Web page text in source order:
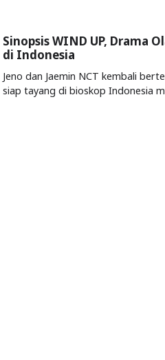
Sinopsis WIND UP, Drama
di Indonesia
Jeno dan Jaemin NCT kembali
siap tayang di bioskop Indonesia